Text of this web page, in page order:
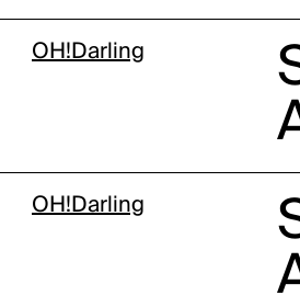
OH!Darling
OH!Darling